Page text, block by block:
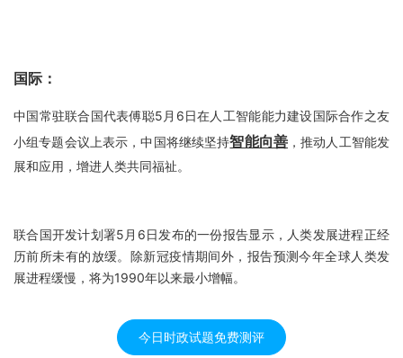
国际：
中国常驻联合国代表傅聪5月6日在人工智能能力建设国际合作之友
小组专题会议上表示，中国将继续坚持智能向善 ，推动人工智能发
展和应用，增进人类共同福祉。
联合国开发计划署5月6日发布的一份报告显示，人类发展进程正经
历前所未有的放缓。除新冠疫情期间外，报告预测今年全球人类发
展进程缓慢，将为1990年以来最小增幅。
今日时政试题免费测评